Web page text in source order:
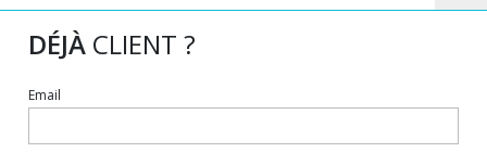
DÉJÀ CLIENT ?
Email